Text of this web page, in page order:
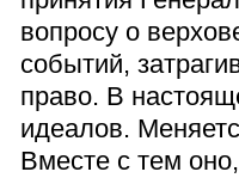
вопросу о
событий,
право. В
идеалов.
Вместе с тем